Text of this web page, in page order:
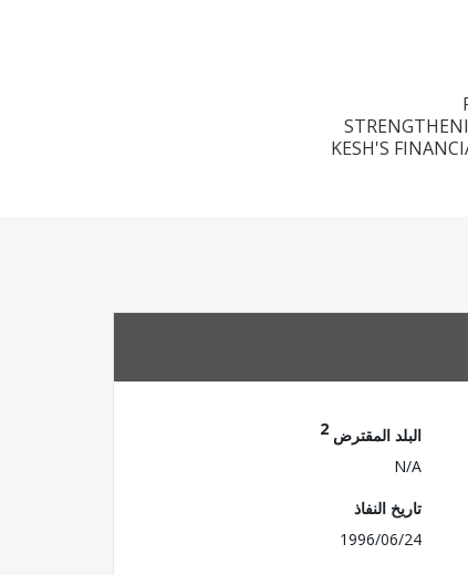
KESH'S
البلد المقترض 2
N/A
تاريخ النفاذ
1996/06/24